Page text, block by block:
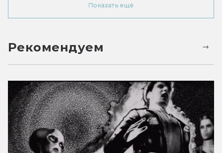
Показать ещё
Рекомендуем